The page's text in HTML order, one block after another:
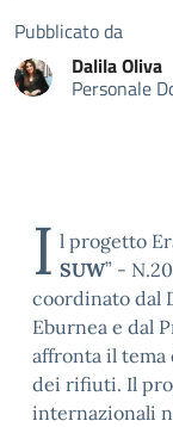
Pubblicato da
DalilaOliva
Personale
I l progetto
SUW” -
coordinato dal
Eburnea e dal
affronta il tema
dei rifiuti. Il
internazionali